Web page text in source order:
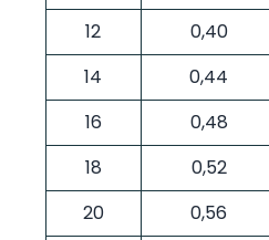
12
0,40
14
0,44
16
0,48
18
0,52
20
0,56